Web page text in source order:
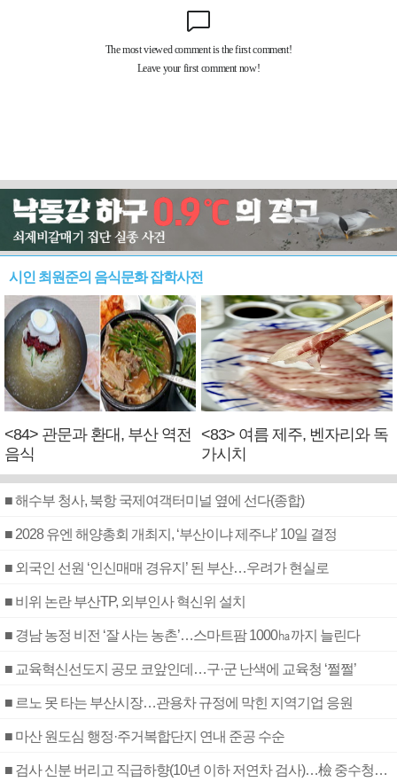
시인 최원준의 음식문화 잡학사전
<84> 관문과 환대, 부산 역전
음식
<83> 여름 제주, 벤자리와 독
가시치
■ 해수부 청사, 북항 국제여객터미널 옆에 선다(종합)
■ 2028 유엔 해양총회 개최지, ‘부산이냐 제주냐’ 10일 결정
■ 외국인 선원 ‘인신매매 경유지’ 된 부산…우려가 현실로
■ 비위 논란 부산TP, 외부인사 혁신위 설치
■ 경남 농정 비전 ‘잘 사는 농촌’…스마트팜 1000㏊까지 늘린다
■ 교육혁신선도지 공모 코앞인데…구·군 난색에 교육청 ‘쩔쩔’
■ 르노 못 타는 부산시장…관용차 규정에 막힌 지역기업 응원
■ 마산 원도심 행정·주거복합단지 연내 준공 수순
■ 검사 신분 버리고 직급하향(10년 이하 저연차 검사)…檢 중수청행 기피